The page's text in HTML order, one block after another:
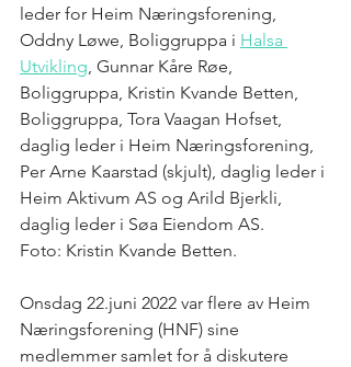
leder for Heim Næringsforening,
Oddny Løwe, Boliggruppa i Halsa
Utvikling, Gunnar Kåre Røe,
Boliggruppa, Kristin Kvande Betten,
Boliggruppa, Tora Vaagan Hofset,
daglig leder i Heim Næringsforening,
Per Arne Kaarstad (skjult), daglig leder i
Heim Aktivum AS og Arild Bjerkli,
daglig leder i Søa Eiendom AS.
Foto: Kristin Kvande Betten.
Onsdag 22.juni 2022 var flere av Heim
Næringsforening (HNF) sine
medlemmer samlet for å diskutere